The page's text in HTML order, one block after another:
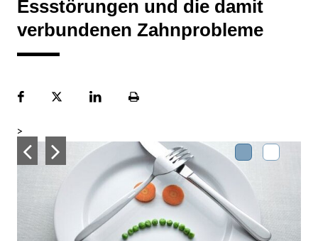
Essstörungen und die damit
verbundenen Zahnprobleme
FacebookPlattformLinekdInSeite
>